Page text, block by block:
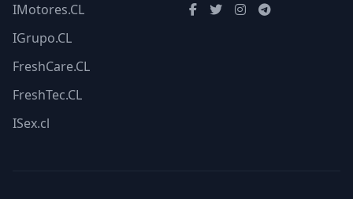
IMotores.CL
IGrupo.CL
FreshCare.CL
FreshTec.CL
ISex.cl